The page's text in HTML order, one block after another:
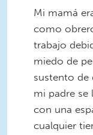
Mi mamá
como
trabajo
miedo de
sustento de
mi padre se
con una
cualquier